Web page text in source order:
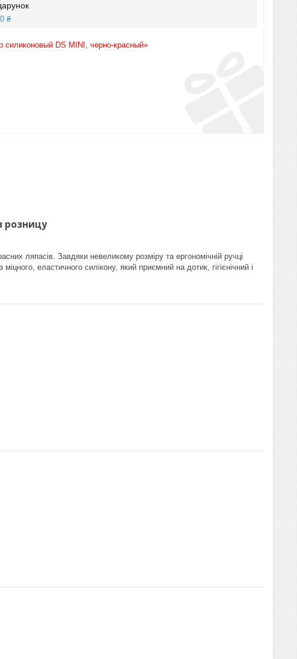
₴
силиконовый DS MINI, черно-красный»
розницу
ляпасів. Завдяки невеликому розміру та ергономічній ручці
еластичного силікону, який приємний на дотик, гігієнічний і